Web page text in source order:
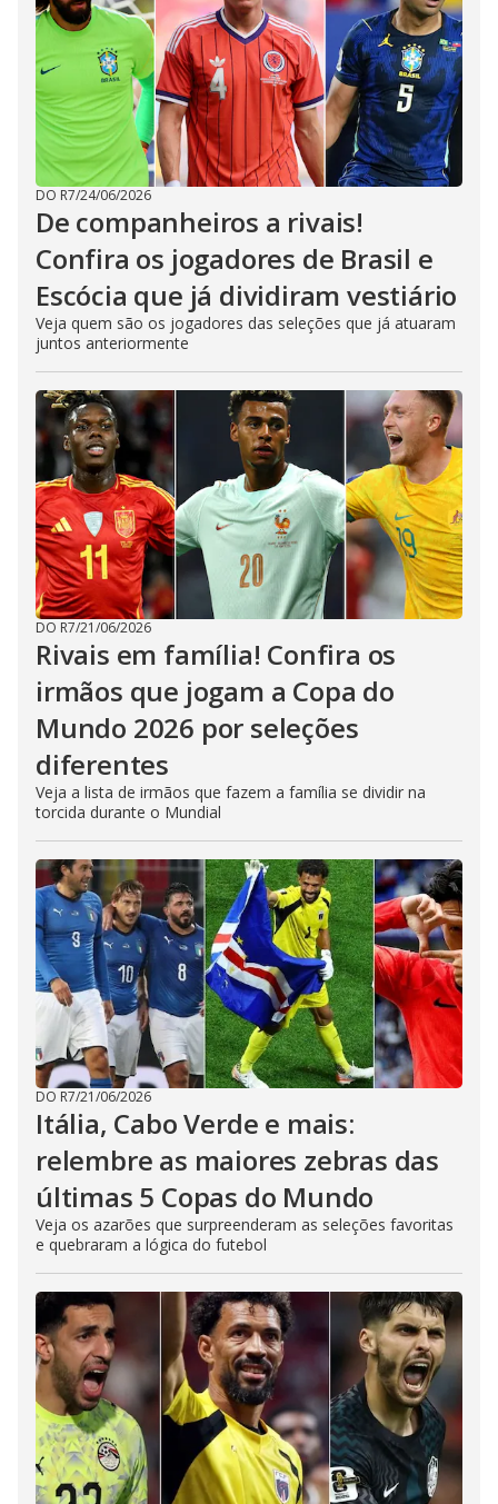
DO R7/24/06/2026
De companheiros a rivais!
Confira os jogadores de Brasil e
Escócia que já dividiram vestiário
Veja quem são os jogadores das seleções que já atuaram
juntos anteriormente
DO R7/21/06/2026
Rivais em família! Confira os
irmãos que jogam a Copa do
Mundo 2026 por seleções
diferentes
Veja a lista de irmãos que fazem a família se dividir na
torcida durante o Mundial
DO R7/21/06/2026
Itália, Cabo Verde e mais:
relembre as maiores zebras das
últimas 5 Copas do Mundo
Veja os azarões que surpreenderam as seleções favoritas
e quebraram a lógica do futebol